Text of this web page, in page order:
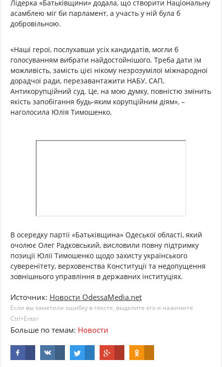
Лідерка «Батьківщини» додала, що створити Національну
асамблею міг би парламент, а участь у ній була б
добровільною.
«Наші герої, послухавши усіх кандидатів, могли б
голосуванням вибрати найдостойнішого. Треба дати їм
можливість, замість цієї нікому незрозумілої міжнародної
дорадчої ради, перезавантажити НАБУ, САП,
Антикорупційний суд. Це, на мою думку, повністю змінить
якість запобігання будь-яким корупційним діям», –
наголосила Юлія Тимошенко.
В осередку партії «Батьківщина» Одеської області, який
очолює Олег Радковський, висловили повну підтримку
позиції Юлії Тимошенко щодо захисту українського
суверенітету, верховенства Конституції та недопущення
зовнішнього управління в державних інституціях.
Источник: Новости OdessaMedia.net
Если вы заметили ошибку в тексте, выделите его и нажимите
Ctrl+Enter
Больше по темам: Новости